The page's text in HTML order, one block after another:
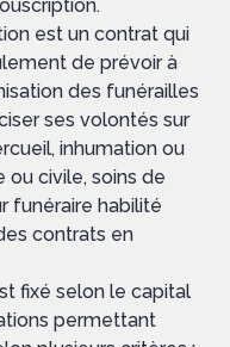
est un contrat qui
de prévoir à
des funérailles
ses volontés sur
inhumation ou
ou civile, soins de
funéraire habilité
contrats en
fixé selon le capital
permettant